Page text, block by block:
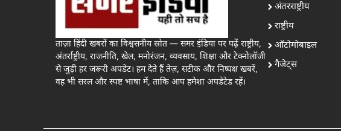
ताज़ा हिंदी खबरों का विश्वसनीय स्रोत — समर इंडिया पर पढ़ें राष्ट्रीय,
अंतर्राष्ट्रीय, राजनीति, खेल, मनोरंजन, व्यवसाय, शिक्षा और टेक्नोलॉजी
से जुड़ी हर जरूरी अपडेट। हम देते हैं तेज़, सटीक और निष्पक्ष खबरें,
वह भी सरल और स्पष्ट भाषा में, ताकि आप हमेशा अपडेटेड रहें।
अंतरराष्ट्रीय
राष्ट्रीय
ऑटोमोबाइल
गैजेट्स